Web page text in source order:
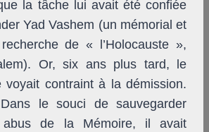
la tâche lui avait été confiée
Yad Vashem (un mémorial et
de « l’Holocauste »,
Or, six ans plus tard, le
voyait contraint à la démission.
le souci de sauvegarder
abus de la Mémoire, il avait